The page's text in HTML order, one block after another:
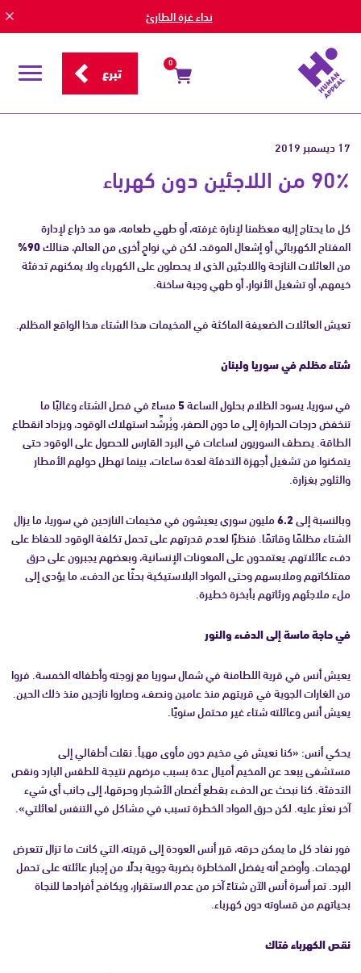
نداء غزة الطارئ
0 تبرع
قائمة
17 ديسمبر 2019
90٪ من اللاجئين دون كهرباء
كل ما يحتاج إليه معظمنا لإنارة غرفته، أو طهي طعامه، هو مد ذراع لإدارة
المفتاح الكهربائي أو إشعال الموقد، لكن في نواحٍ أخرى من العالم، هنالك90%
من العائلات النازحة واللاجئين الذي لا يحصلون على الكهرباء ولا يمكنهم تدفئة
خيمهم، أو تشغيل الأنوار، أو طهي وجبة ساخنة.
تعيش العائلات الضعيفة الماكثة في المخيمات هذا الشتاء هذا الواقع المظلم.
شتاء مظلم في سوريا ولبنان
في سوريا، يسود الظلام بحلول الساعة5مساءً في فصل الشتاء وغالبًا ما
تنخفض درجات الحرارة إلى ما دون الصفر، ويُرشَّد استهلاك الوقود، ويزداد انقطاع
الطاقة. يصطف السوريون لساعات في البرد القارس للحصول على الوقود حتى
يتمكنوا من تشغيل أجهزة التدفئة لعدة ساعات، بينما تهطل حولهم الأمطار
والثلوج بغزارة.
وبالنسبة إلى6.2مليون سوري يعيشون في مخيمات النازحين في سوريا، ما يزال
الشتاء مظلمًا وقاتمًا. فنظرًا لعدم قدرتهم على تحمل تكلفة الوقود للحفاظ على
دفء عائلاتهم، يعتمدون على المعونات الإنسانية، وبعضهم يجبرون على حرق
ممتلكاتهم وملابسهم وحتى المواد البلاستيكية بحثًا عن الدفء، ما يؤدي إلى
ملء ملاجئهم ورئاتهم بأبخرة خطيرة.
في حاجة ماسة إلى الدفء والنور
يعيش أنس في قرية اللطامنة في شمال سوريا مع زوجته وأطفاله الخمسة. فروا
من الغارات الجوية في قريتهم منذ عامين ونصف، وصاروا نازحين منذ ذلك الحين.
يعيش أنس وعائلته شتاء غير محتمل سنويًا.
يحكي أنس: «كنا نعيش في مخيم دون مأوى مهيأ. نقلت أطفالي إلى
مستشفى يبعد عن المخيم أميال عدة بسبب مرضهم نتيجة للطقس البارد ونقص
التدفئة. كنا نبحث عن الدفء بقطع أغصان الأشجار وحرقها، إلى جانب أي شيء
آخر نعثر عليه. لكن حرق المواد الخطرة تسبب في مشاكل في التنفس لعائلتي».
فور نفاد كل ما يمكن حرقه، قرر أنس العودة إلى قريته، التي كانت ما تزال تتعرض
لهجمات. وأوضح أنه يفضل المخاطرة بضربة جوية بدلًا من إجبار عائلته على تحمل
البرد. تمر أسرة أنس الآن شتاءً آخر من عدم الاستقرار، ويكافح أفرادها للنجاة
بحياتهم من قساوته دون كهرباء.
نقص الكهرباء فتاك